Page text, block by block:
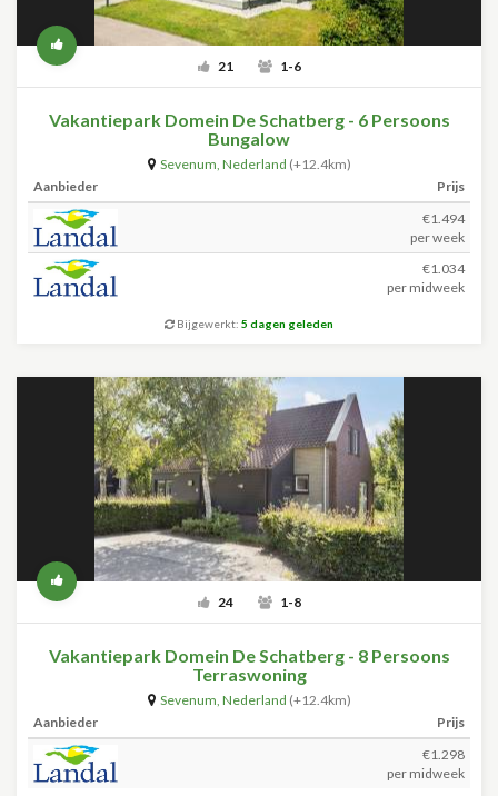
21 1-6
Vakantiepark Domein De Schatberg - 6 Persoons
Bungalow
Sevenum, Nederland (+12.4km)
Aanbieder
Prijs
€1.494
per week
€1.034
per midweek
Bijgewerkt: 5 dagen geleden
24 1-8
Vakantiepark Domein De Schatberg - 8 Persoons
Terraswoning
Sevenum, Nederland (+12.4km)
Aanbieder
Prijs
€1.298
per midweek